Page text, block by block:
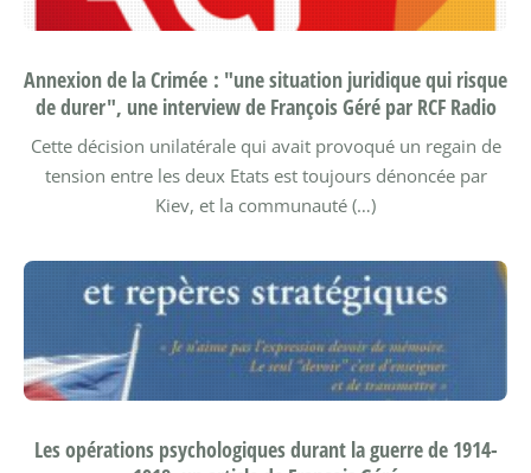
Annexion de la Crimée : "une situation juridique qui risque
de durer", une interview de François Géré par RCF Radio
Cette décision unilatérale qui avait provoqué un regain de
tension entre les deux Etats est toujours dénoncée par
Kiev, et la communauté (…)
Les opérations psychologiques durant la guerre de 1914-